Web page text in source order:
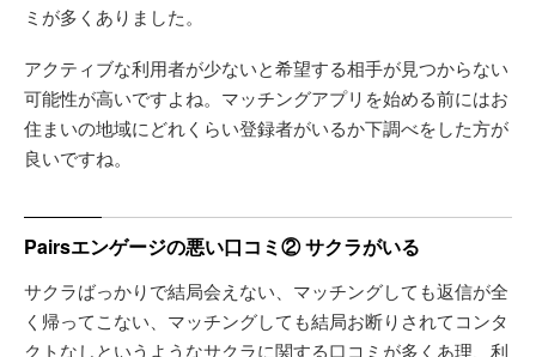
ミが多くありました。
アクティブな利用者が少ないと希望する相手が見つからない
可能性が高いですよね。マッチングアプリを始める前にはお
住まいの地域にどれくらい登録者がいるか下調べをした方が
良いですね。
Pairsエンゲージの悪い口コミ② サクラがいる
サクラばっかりで結局会えない、マッチングしても返信が全
く帰ってこない、マッチングしても結局お断りされてコンタ
クトなしというようなサクラに関する口コミが多くあ理、利